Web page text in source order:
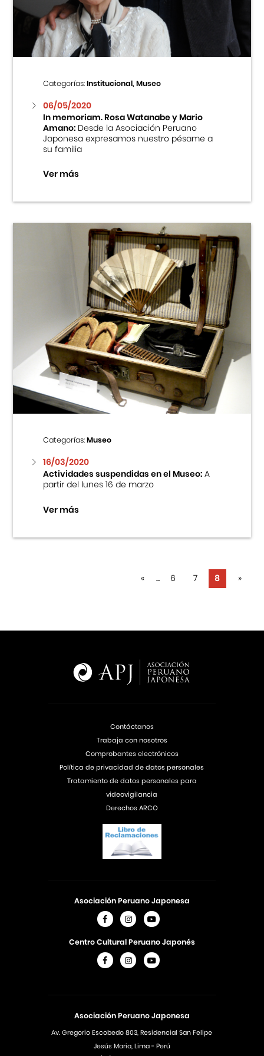
Centro Cultural Peruano Japonés
Cursos
Museo de la Inmigración Japonesa
Fondo Editorial
Teatro Peruano Japonés
Categorías:Institucional, Museo
06/05/2020
In memoriam. Rosa Watanabe y Mario
Amano:Desde la Asociación Peruano
Japonesa expresamos nuestro pésame a
su familia
Ver más
Categorías:Museo
16/03/2020
Actividades suspendidas en el Museo:A
partir del lunes 16 de marzo
Ver más
« ... 6 7 8 »
Asociación Peruano Japonesa
Av. Gregorio Escobedo 803, Residencial San Felipe
Jesús Maria, Lima - Perú
Asociación Peruano Japonesa
Centro Cultural Peruano Japonés
Contáctanos
Trabaja con nosotros
Comprobantes electrónicos
Política de privacidad de datos personales
Tratamiento de datos personales para
videovigilancia
Derechos ARCO